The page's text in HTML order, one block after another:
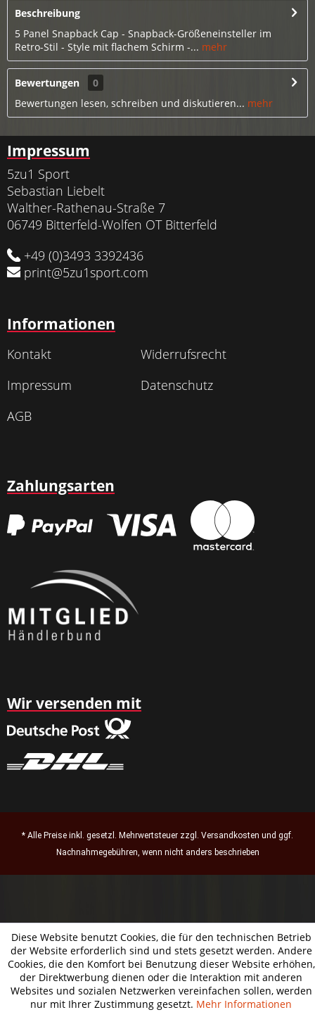
Beschreibung
5 Panel Snapback Cap - Snapback-Größeneinsteller im
Retro-Stil - Style mit flachem Schirm -... mehr
Bewertungen
0
Bewertungen lesen, schreiben und diskutieren... mehr
Impressum
5zu1 Sport
Sebastian Liebelt
Walther-Rathenau-Straße 7
06749 Bitterfeld-Wolfen OT Bitterfeld
+49 (0)3493 3392436
print@5zu1sport.com
Informationen
Kontakt
Widerrufsrecht
Impressum
Datenschutz
AGB
Zahlungsarten
Wir versenden mit
* Alle Preise inkl. gesetzl. Mehrwertsteuer zzgl. Versandkosten und ggf.
Nachnahmegebühren, wenn nicht anders beschrieben
Diese Website benutzt Cookies, die für den technischen Betrieb
der Website erforderlich sind und stets gesetzt werden. Andere
Cookies, die den Komfort bei Benutzung dieser Website erhöhen,
der Direktwerbung dienen oder die Interaktion mit anderen
Websites und sozialen Netzwerken vereinfachen sollen, werden
nur mit Ihrer Zustimmung gesetzt. Mehr Informationen